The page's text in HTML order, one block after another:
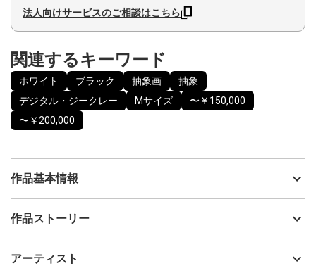
法人向けサービスのご相談はこちら
関連するキーワード
ホワイト ブラック 抽象画
抽象
デジタル・ジークレー
Mサイズ
〜￥150,000
〜￥200,000
作品基本情報
出品者
制作年
作品ストーリー
とテクノロジーとの関係性も変化しています。
アーティスト